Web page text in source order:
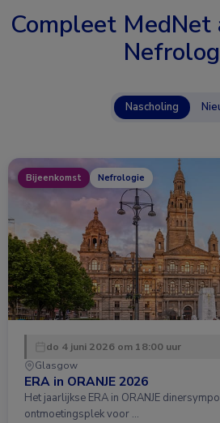
Compleet MedNet
Nascholing
Bijeenkomst Nefrologie
do 4 juni 2026 om 18:00 uur
Glasgow
ERA in ORANJE 2026
Het jaarlijkse ERA in ORANJE
ontmoetingsplek voor …